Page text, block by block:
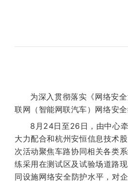
为深入贯彻落实《网络安
联网（智能网联汽车）网络安
8月24日至26日，由中心
大力配合和杭州安恒信息技术
次活动聚焦车路协同相关各类
练采用在测试区及试验场道路
同设施网络安全防护水平，对